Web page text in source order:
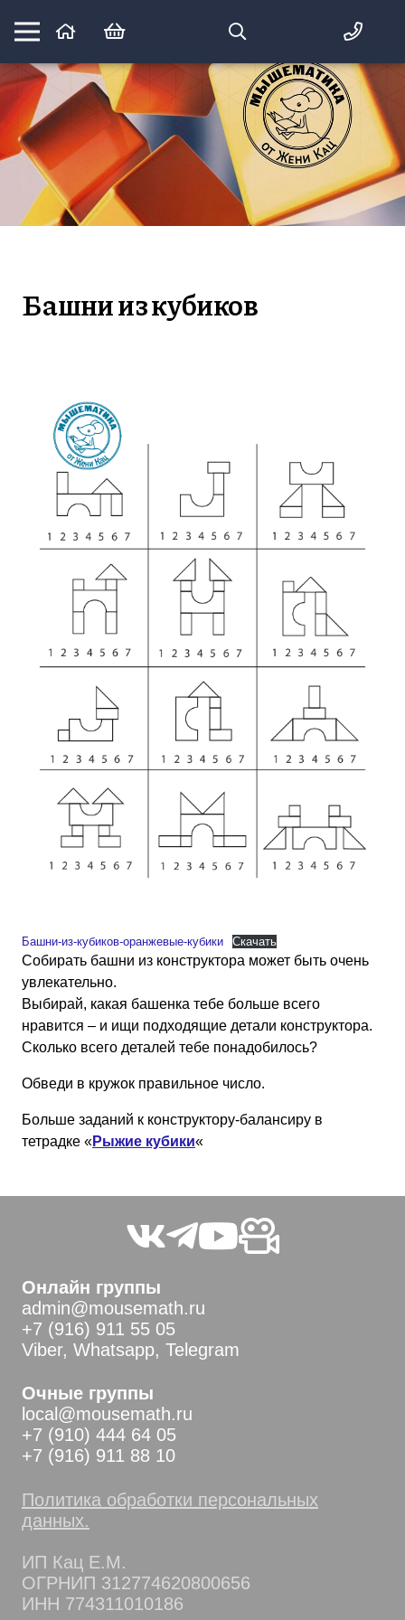
Математика вприпрыжку:
идеи и игры для детей и их родителей
Башни из кубиков
Башни-из-кубиков-оранжевые-кубики Скачать
Собирать башни из конструктора может быть очень
увлекательно.
Выбирай, какая башенка тебе больше всего
нравится – и ищи подходящие детали конструктора.
Сколько всего деталей тебе понадобилось?
Обведи в кружок правильное число.
Больше заданий к конструктору-балансиру в
тетрадке «Рыжие кубики«
Онлайн группы
admin@mousemath.ru
+7 (916) 911 55 05
Viber, Whatsapp, Telegram
Очные группы
local@mousemath.ru
+7 (910) 444 64 05
+7 (916) 911 88 10
Политика обработки персональных
данных.
ИП Кац Е.М.
ОГРНИП 312774620800656
ИНН 774311010186